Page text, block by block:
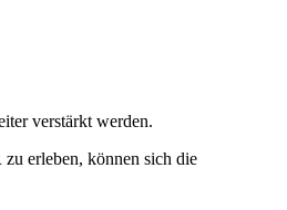
verstärkt werden.
erleben, können sich die